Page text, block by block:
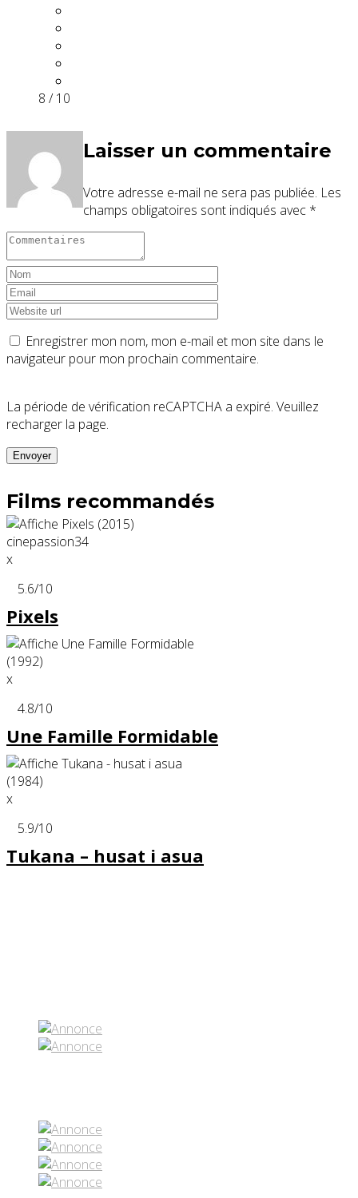
8 / 10
Laisser un commentaire
Votre adresse e-mail ne sera pas publiée. Les
champs obligatoires sont indiqués avec *
Enregistrer mon nom, mon e-mail et mon site dans le
navigateur pour mon prochain commentaire.
La période de vérification reCAPTCHA a expiré. Veuillez
recharger la page.
Films recommandés
x
5.6/10
Pixels
x
4.8/10
Une Famille Formidable
x
5.9/10
Tukana – husat i asua